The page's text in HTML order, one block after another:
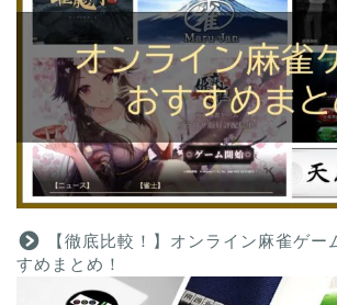
【徹底比較！】オンライン麻雀ゲー
すめまとめ！